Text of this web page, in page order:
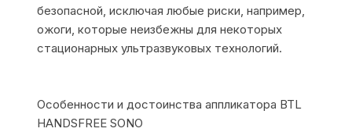
безопасной, исключая любые риски, например,
ожоги, которые неизбежны для некоторых
стационарных ультразвуковых технологий.
Особенности и достоинства аппликатора BTL
HANDSFREE SONO